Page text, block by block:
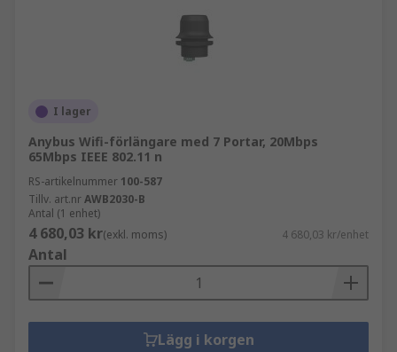
I lager
Anybus Wifi-förlängare med 7 Portar, 20Mbps
65Mbps IEEE 802.11 n
RS-artikelnummer 100-587
Tillv. art.nrAWB2030-B
Antal (1 enhet)
4 680,03 kr(exkl. moms) 4 680,03 kr/enhet
Antal
Lägg i korgen